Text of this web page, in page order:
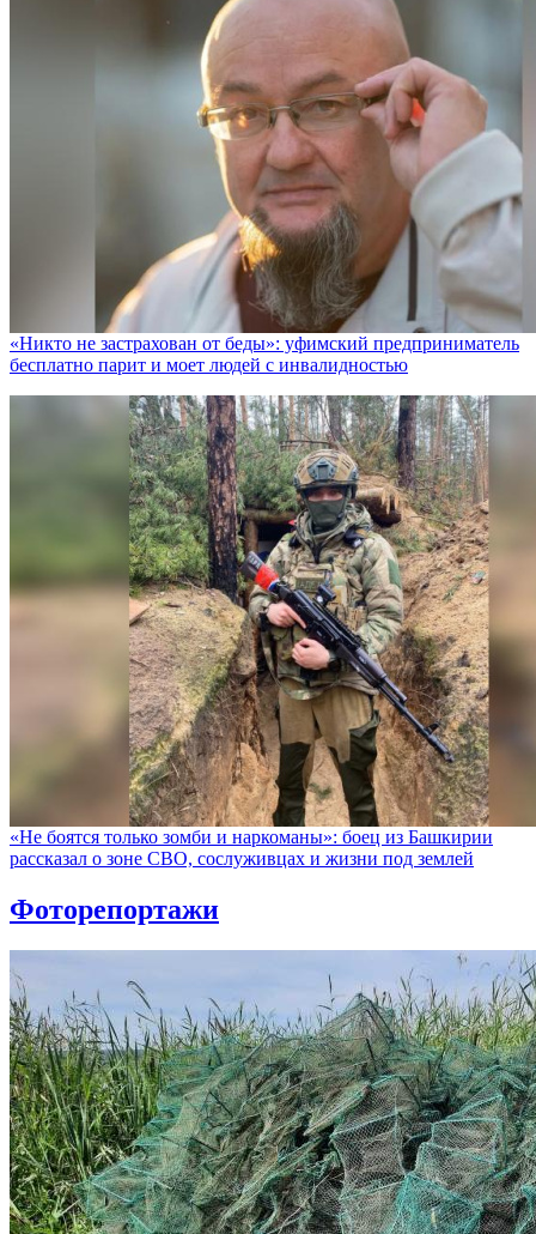
«Никто не заcтрахован от беды»: уфимский предприниматель
бесплатно парит и моет людей с инвалидностью
«Не боятся только зомби и наркоманы»: боец из Башкирии
рассказал о зоне СВО, сослуживцах и жизни под землей
Фоторепортажи